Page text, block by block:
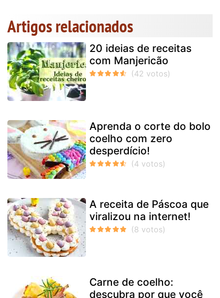
Artigos relacionados
20 ideias de receitas
com Manjericão
Aprenda o corte do bolo
coelho com zero
desperdício!
A receita de Páscoa que
viralizou na internet!
Carne de coelho:
descubra por que você